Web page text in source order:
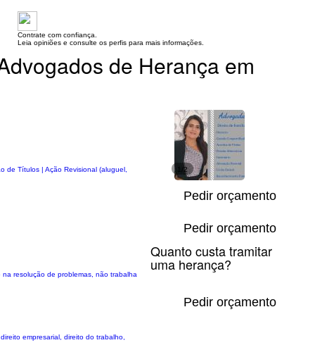
Contrate com confiança.
Leia opiniões e consulte os perfis para mais informações.
de Herança em
de Títulos | Ação Revisional (aluguel, 1/2
Pedir orçamento
resolução de problemas, não trabalha
Pedir orçamento
empresarial, direito do trabalho,
Pedir orçamento
Quanto custa tramitar
uma herança?